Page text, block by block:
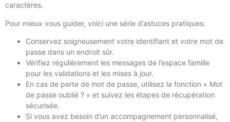
caractères.
Pour mieux vous guider, voici une série d’astuces pratiques:
Conservez soigneusement votre identifiant et votre mot de
passe dans un endroit sûr.
Vérifiez régulièrement les messages de l’espace famille
pour les validations et les mises à jour.
En cas de perte de mot de passe, utilisez la fonction « Mot
de passe oublié ? » et suivez les étapes de récupération
sécurisée.
Si vous avez besoin d’un accompagnement personnalisé,